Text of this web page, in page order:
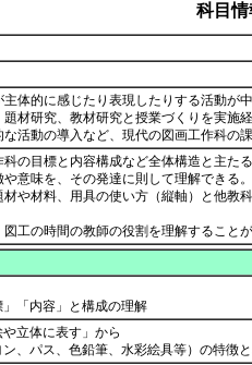
科目情
体的に感じたり表現したりする活動が
材研究、教材研究と授業づくりを実施
活動の導入など、現代の図画工作科の
の目標と内容構成など全体構造と主た
意味を、その発達に則して理解できる。
材や材料、用具の使い方（縦軸）と他
工の時間の教師の役割を理解すること
」「内容」と構成の理解
立体に表す」から
パス、色鉛筆、水彩絵具等）の特徴